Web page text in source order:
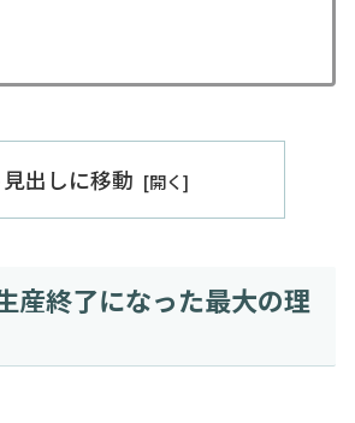
出しに移動
産終了になった最大の理